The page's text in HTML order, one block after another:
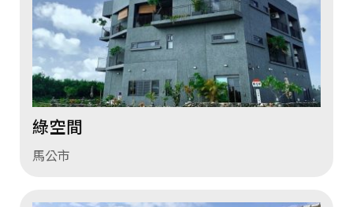
綠空間
馬公市